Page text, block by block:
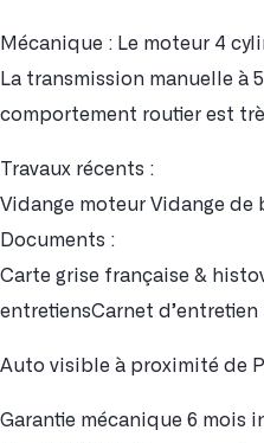
Mécanique : Le moteur 4
La transmission manuelle à
comportement routier est
Travaux récents :
Vidange moteur Vidange
Documents :
Carte grise française &
entretiensCarnet
Auto visible à proximité de
Garantie mécanique 6 mois